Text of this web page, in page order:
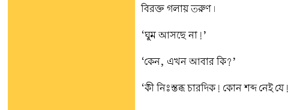
বিরক্ত গলায় তরুণ।
‘ঘুম আসছে না!’
‘কেন, এখন আবার কি?’
‘কী নিঃস্তব্ধ চারদিক! কোন শব্দ নেই